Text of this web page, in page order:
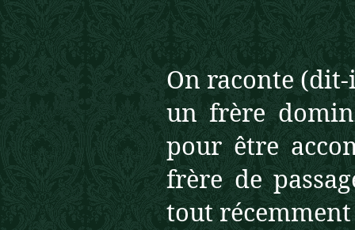
On raconte
un frère
pour être
frère de
tout